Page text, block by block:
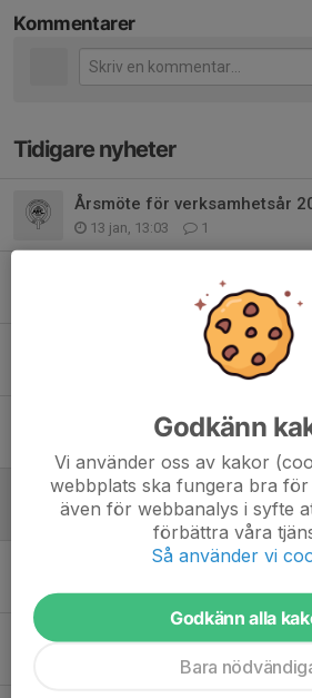
Kommentarer
Tidigare nyheter
Årsmöte för verksamhetsår
13 jan, 13:03 1
0
Ungdomsträning v 44
Seriespel 2025-2026
Ungdomsträning hösten 2025
14 aug 2025 0
Årsmöte på söndag kl 11
14 mar 2025 0
Alingsåsmästerskapen 2025
0
Godkänn
Vi använder oss av kakor
webbplats ska fungera bra för
även för webbanalys i syfte
förbättra våra
Så använder vi
Godkänn alla
Bara